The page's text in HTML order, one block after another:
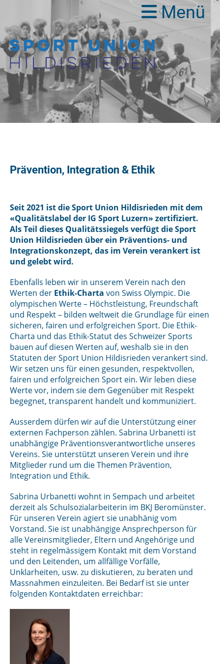
Menü
Prävention, Integration & Ethik
Seit 2021 ist die Sport Union Hildisrieden mit dem
«Qualitätslabel der IG Sport Luzern» zertifiziert.
Als Teil dieses Qualitätssiegels verfügt die Sport
Union Hildisrieden über ein Präventions- und
Integrationskonzept, das im Verein verankert ist
und gelebt wird.
Ebenfalls leben wir in unserem Verein nach den
Werten der Ethik-Charta von Swiss Olympic. Die
olympischen Werte – Höchstleistung, Freundschaft
und Respekt – bilden weltweit die Grundlage für einen
sicheren, fairen und erfolgreichen Sport. Die Ethik-
Charta und das Ethik-Statut des Schweizer Sports
bauen auf diesen Werten auf, weshalb sie in den
Statuten der Sport Union Hildisrieden verankert sind.
Wir setzen uns für einen gesunden, respektvollen,
fairen und erfolgreichen Sport ein. Wir leben diese
Werte vor, indem sie dem Gegenüber mit Respekt
begegnet, transparent handelt und kommuniziert.
Ausserdem dürfen wir auf die Unterstützung einer
externen Fachperson zählen. Sabrina Urbanetti ist
unabhängige Präventionsverantwortliche unseres
Vereins. Sie unterstützt unseren Verein und ihre
Mitglieder rund um die Themen Prävention,
Integration und Ethik.
Sabrina Urbanetti wohnt in Sempach und arbeitet
derzeit als Schulsozialarbeiterin im BKJ Beromünster.
Für unseren Verein agiert sie unabhänig vom
Vorstand. Sie ist unabhängige Ansprechperson für
alle Vereinsmitglieder, Eltern und Angehörige und
steht in regelmässigem Kontakt mit dem Vorstand
und den Leitenden, um allfällige Vorfälle,
Unklarheiten, usw. zu diskutieren, zu beraten und
Massnahmen einzuleiten. Bei Bedarf ist sie unter
folgenden Kontaktdaten erreichbar: